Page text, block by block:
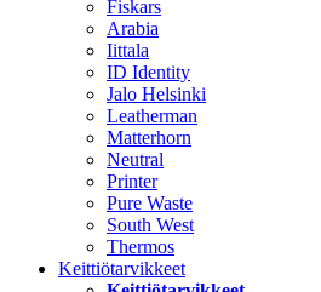
Fiskars
Arabia
Iittala
ID Identity
Jalo Helsinki
Leatherman
Matterhorn
Neutral
Printer
Pure Waste
South West
Thermos
Keittiötarvikkeet